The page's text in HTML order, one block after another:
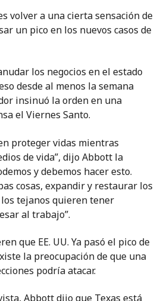
volver a una cierta sensación de
un pico en los nuevos casos de
los negocios en el estado
desde al menos la semana
insinuó la orden en una
el Viernes Santo.
proteger vidas mientras
de vida”, dijo Abbott la
y debemos hacer esto.
cosas, expandir y restaurar los
tejanos quieren tener
al trabajo”.
que EE. UU. Ya pasó el pico de
la preocupación de que una
podría atacar.
Abbott dijo que Texas está